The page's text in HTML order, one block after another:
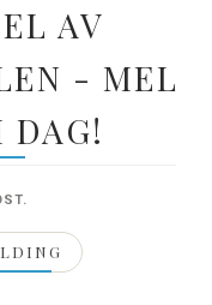
AV
- MELD
DAG!